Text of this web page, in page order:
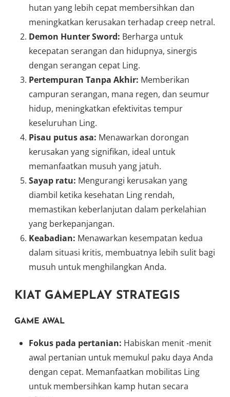
hutan yang lebih cepat membersihkan dan
meningkatkan kerusakan terhadap creep netral.
Demon Hunter Sword: Berharga untuk
kecepatan serangan dan hidupnya, sinergis
dengan serangan cepat Ling.
Pertempuran Tanpa Akhir: Memberikan
campuran serangan, mana regen, dan seumur
hidup, meningkatkan efektivitas tempur
keseluruhan Ling.
Pisau putus asa: Menawarkan dorongan
kerusakan yang signifikan, ideal untuk
memanfaatkan musuh yang jatuh.
Sayap ratu: Mengurangi kerusakan yang
diambil ketika kesehatan Ling rendah,
memastikan keberlanjutan dalam perkelahian
yang berkepanjangan.
Keabadian: Menawarkan kesempatan kedua
dalam situasi kritis, membuatnya lebih sulit bagi
musuh untuk menghilangkan Anda.
KIAT GAMEPLAY STRATEGIS
GAME AWAL
Fokus pada pertanian: Habiskan menit -menit
awal pertanian untuk memukul paku daya Anda
dengan cepat. Memanfaatkan mobilitas Ling
untuk membersihkan kamp hutan secara